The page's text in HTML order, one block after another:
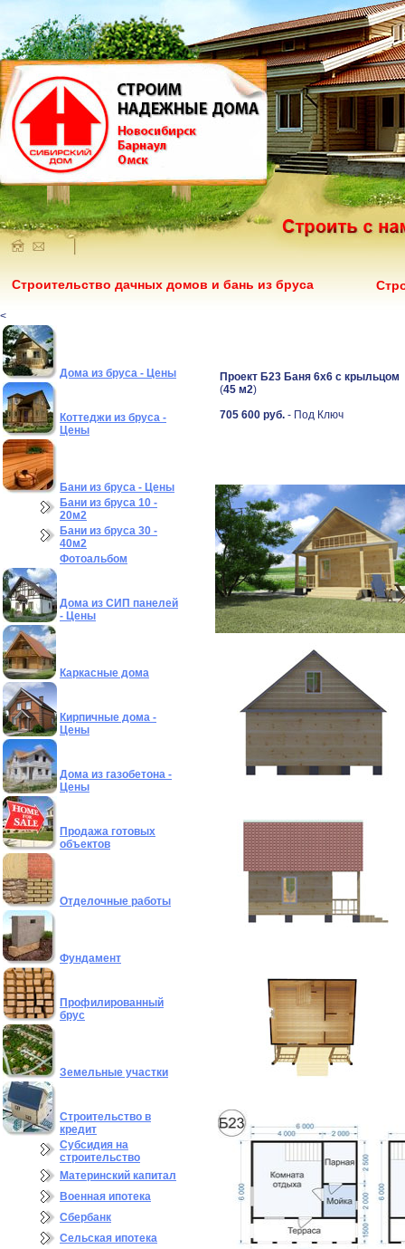
Строительство дачных домов и бань из бруса
<
Дома из бруса - Цены
Коттеджи из бруса -
Цены
Бани из бруса - Цены
Бани из бруса 10 -
20м2
Бани из бруса 30 -
40м2
Фотоальбом
Дома из СИП панелей
- Цены
Каркасные дома
Кирпичные дома -
Цены
Дома из газобетона -
Цены
Продажа готовых
объектов
Отделочные работы
Фундамент
Профилированный
брус
Земельные участки
Строительство в
кредит
Субсидия на
строительство
Материнский капитал
Военная ипотека
Сбербанк
Сельская ипотека
Проект Б23 Баня 6х6 с крыльцом
(45 м2)
705 600 руб. - Под Ключ